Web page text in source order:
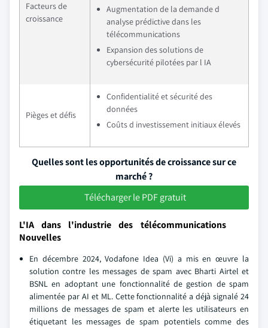
Facteurs de
croissance
Augmentation de la demande d
analyse prédictive dans les
télécommunications
Expansion des solutions de
cybersécurité pilotées par l IA
Pièges et défis
Confidentialité et sécurité des
données
Coûts d investissement initiaux élevés
Quelles sont les opportunités de croissance sur ce
marché ?
Télécharger le PDF gratuit
L'IA dans l'industrie des télécommunications
Nouvelles
En décembre 2024, Vodafone Idea (Vi) a mis en œuvre la
solution contre les messages de spam avec Bharti Airtel et
BSNL en adoptant une fonctionnalité de gestion de spam
alimentée par AI et ML. Cette fonctionnalité a déjà signalé 24
millions de messages de spam et alerte les utilisateurs en
étiquetant les messages de spam potentiels comme des